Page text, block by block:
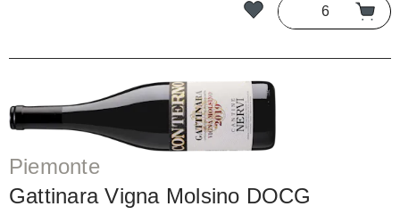
Piemonte
Gattinara Vigna Molsino DOCG